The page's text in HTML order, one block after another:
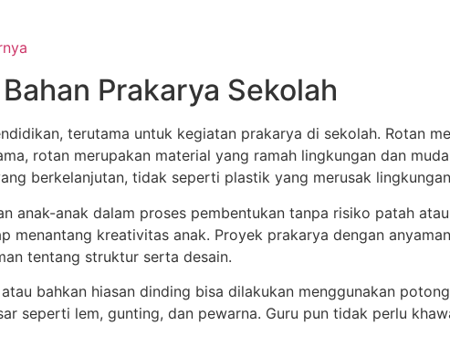
Prakarya Sekolah
terutama untuk kegiatan prakarya di sekolah. Rotan
rotan merupakan material yang ramah lingkungan dan
berkelanjutan, tidak seperti plastik yang merusak
anak-anak dalam proses pembentukan tanpa risiko patah
menantang kreativitas anak. Proyek prakarya dengan
tentang struktur serta desain.
bahkan hiasan dinding bisa dilakukan menggunakan
seperti lem, gunting, dan pewarna. Guru pun tidak perlu